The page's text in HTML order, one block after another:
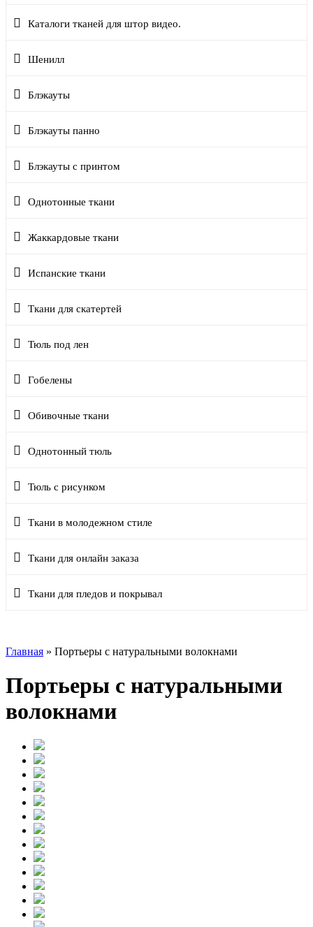
Каталоги тканей для штор видео.
Шенилл
Блэкауты
Блэкауты панно
Блэкауты с принтом
Однотонные ткани
Жаккардовые ткани
Испанские ткани
Ткани для скатертей
Тюль под лен
Гобелены
Обивочные ткани
Однотонный тюль
Тюль с рисунком
Ткани в молодежном стиле
Ткани для онлайн заказа
Ткани для пледов и покрывал
Главная » Портьеры с натуральными волокнами
Портьеры с натуральными
волокнами